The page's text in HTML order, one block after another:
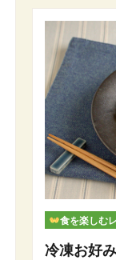
食を楽しむ
冷凍お好